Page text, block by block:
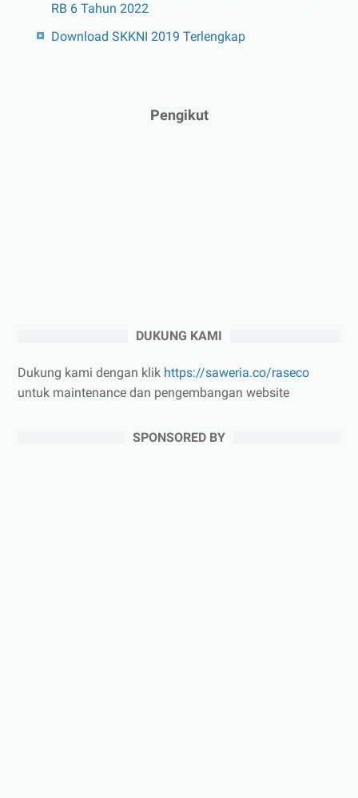
RB 6 Tahun 2022
Download SKKNI 2019 Terlengkap
Pengikut
DUKUNG KAMI
Dukung kami dengan klik https://saweria.co/raseco
untuk maintenance dan pengembangan website
SPONSORED BY